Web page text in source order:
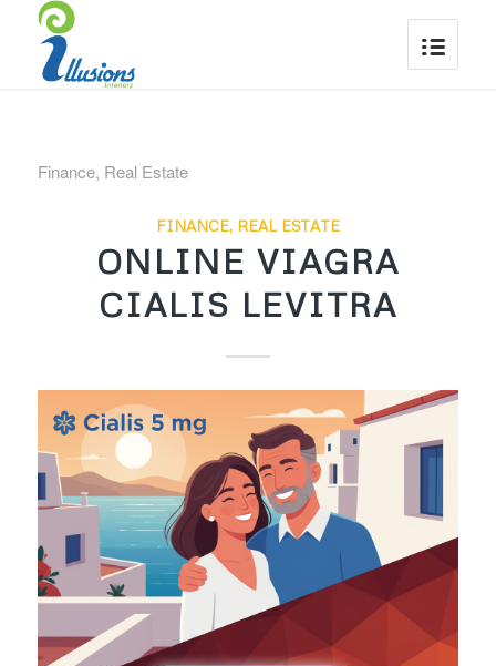
Finance, Real Estate
FINANCE, REAL ESTATE
ONLINE VIAGRA
CIALIS LEVITRA